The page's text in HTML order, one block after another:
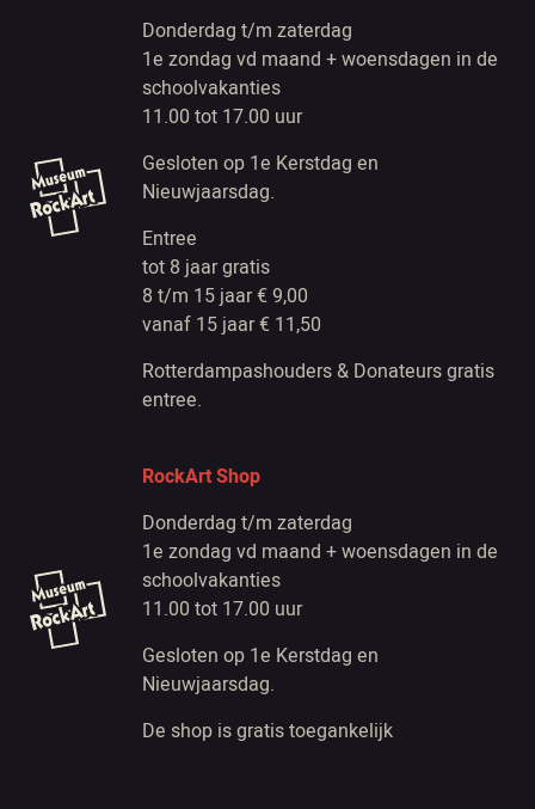
Donderdag t/m zaterdag
1e zondag vd maand + woensdagen in de
schoolvakanties
11.00 tot 17.00 uur
Gesloten op 1e Kerstdag en
Nieuwjaarsdag.
Entree
tot 8 jaar gratis
8 t/m 15 jaar € 9,00
vanaf 15 jaar € 11,50
Rotterdampashouders & Donateurs gratis
entree.
RockArt Shop
Donderdag t/m zaterdag
1e zondag vd maand + woensdagen in de
schoolvakanties
11.00 tot 17.00 uur
Gesloten op 1e Kerstdag en
Nieuwjaarsdag.
De shop is gratis toegankelijk